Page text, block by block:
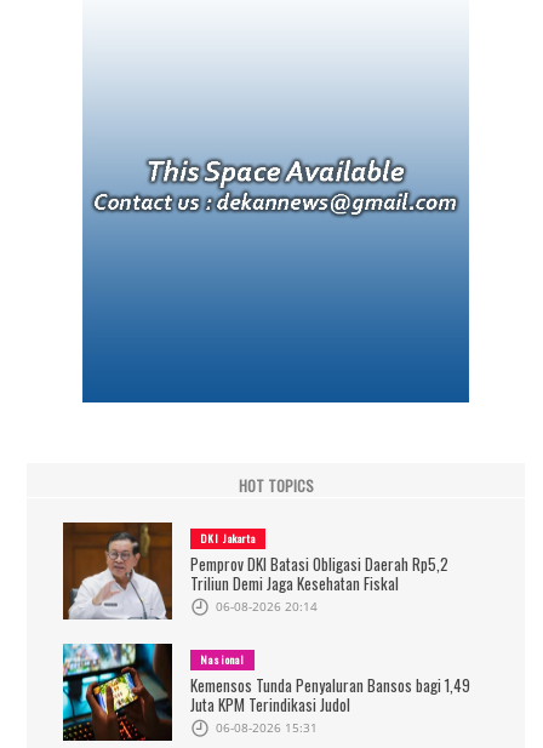
HOT TOPICS
DKI Jakarta
Pemprov DKI Batasi Obligasi Daerah Rp5,2
Triliun Demi Jaga Kesehatan Fiskal
06-08-2026 20:14
Nasional
Kemensos Tunda Penyaluran Bansos bagi 1,49
Juta KPM Terindikasi Judol
06-08-2026 15:31